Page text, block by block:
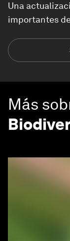
Una
importantes
Más